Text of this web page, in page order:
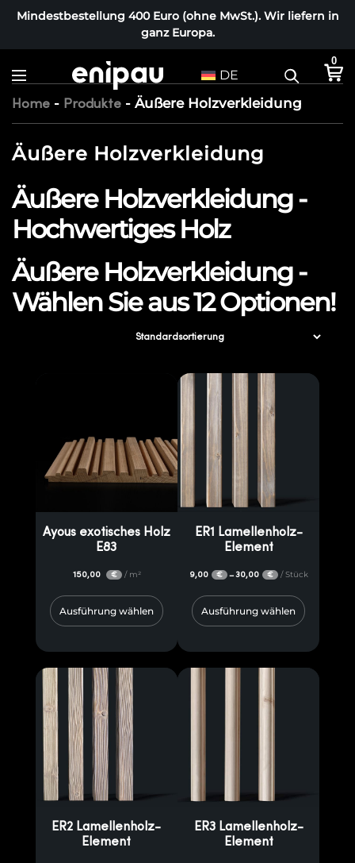
Mindestbestellung 400 Euro (ohne MwSt.). Wir liefern in
ganz Europa.
DE
0
Home - Produkte - Äußere Holzverkleidung
Äußere Holzverkleidung
Äußere Holzverkleidung -
Hochwertiges Holz
Äußere Holzverkleidung -
Wählen Sie aus 12 Optionen!
Ayous exotisches Holz
E83
150,00 € / m²
Ausführung wählen
ER1 Lamellenholz-
Element
9,00 € –30,00 € / Stück
Ausführung wählen
ER2 Lamellenholz-
Element
ER3 Lamellenholz-
Element